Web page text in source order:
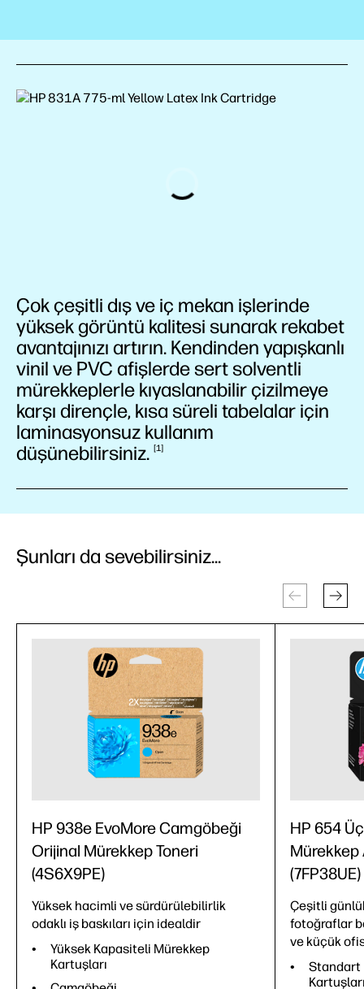
Çok çeşitli dış ve iç mekan işlerinde
yüksek görüntü kalitesi sunarak rekabet
avantajınızı artırın. Kendinden yapışkanlı
vinil ve PVC afişlerde sert solventli
mürekkeplerle kıyaslanabilir çizilmeye
karşı dirençle, kısa süreli tabelalar için
laminasyonsuz kullanım
düşünebilirsiniz.
1
Şunları da sevebilirsiniz...
HP 938e EvoMore Camgöbeği
Orijinal Mürekkep Toneri
(4S6X9PE)
Yüksek hacimli ve sürdürülebilirlik
odaklı iş baskıları için idealdir
Yüksek Kapasiteli Mürekkep
Kartuşları
HP 654
Mürekkep
(7FP38UE)
Çeşitli
fotoğraflar
ve küçük
Standart